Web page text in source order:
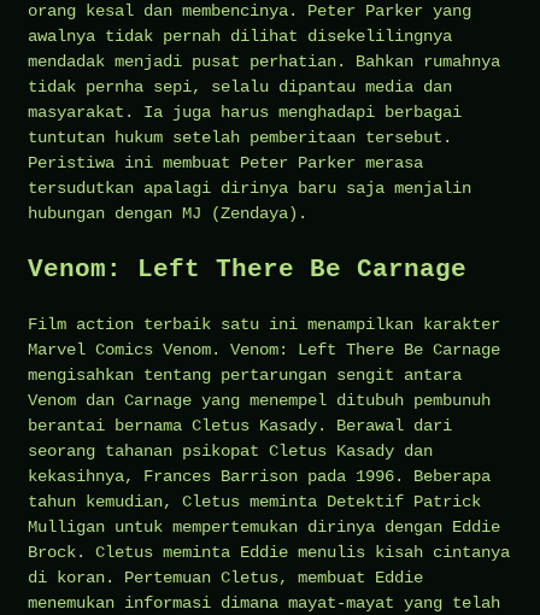
orang kesal dan membencinya. Peter Parker yang
awalnya tidak pernah dilihat disekelilingnya
mendadak menjadi pusat perhatian. Bahkan rumahnya
tidak pernha sepi, selalu dipantau media dan
masyarakat. Ia juga harus menghadapi berbagai
tuntutan hukum setelah pemberitaan tersebut.
Peristiwa ini membuat Peter Parker merasa
tersudutkan apalagi dirinya baru saja menjalin
hubungan dengan MJ (Zendaya).
Venom: Left There Be Carnage
Film action terbaik satu ini menampilkan karakter
Marvel Comics Venom. Venom: Left There Be Carnage
mengisahkan tentang pertarungan sengit antara
Venom dan Carnage yang menempel ditubuh pembunuh
berantai bernama Cletus Kasady. Berawal dari
seorang tahanan psikopat Cletus Kasady dan
kekasihnya, Frances Barrison pada 1996. Beberapa
tahun kemudian, Cletus meminta Detektif Patrick
Mulligan untuk mempertemukan dirinya dengan Eddie
Brock. Cletus meminta Eddie menulis kisah cintanya
di koran. Pertemuan Cletus, membuat Eddie
menemukan informasi dimana mayat-mayat yang telah